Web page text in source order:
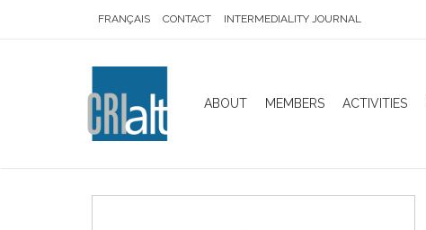
FRANÇAIS CONTACT INTERMEDIALITY JOURNAL
ABOUT MEMBERS ACTIVITIES